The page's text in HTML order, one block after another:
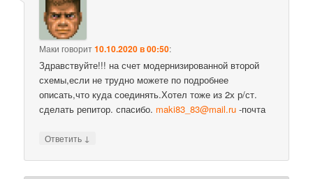
Маки говорит10.10.2020 в 00:50:
Здравствуйте!!! на счет модернизированной второй
схемы,если не трудно можете по подробнее
описать,что куда соединять.Хотел тоже из 2х р/ст.
сделать репитор. спасибо. maki83_83@mail.ru -почта
Ответить ↓